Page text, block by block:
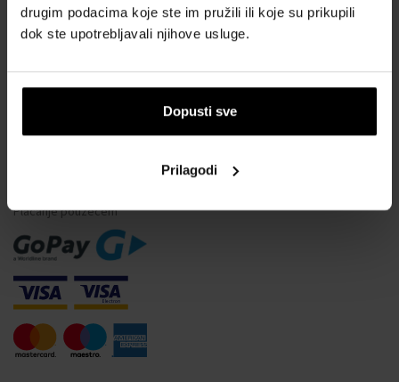
drugim podacima koje ste im pružili ili koje su prikupili
dok ste upotrebljavali njihove usluge.
Dopusti sve
Prilagodi
Često postavljana pitanja
Samo originalna roba
Odustajanje od ugovora
Promjena pristanka za kolačiće
Plaćanje pouzećem